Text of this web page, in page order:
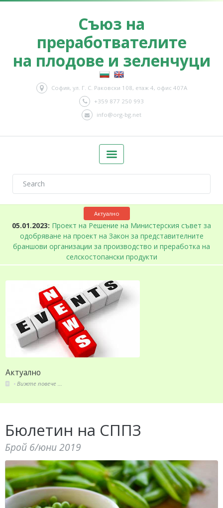
Съюз на
преработвателите
на плодове и зеленчуци
София, ул. Г. С. Раковски 108, етаж 4, офис 407А
+359 877 250 993
info@org-bg.net
Актуално
05.01.2023: Проект на Решение на Министерския съвет за
одобряване на проект на Закон за представителните
браншови организации за производство и преработка на
селскостопански продукти
Актуално
Вижте повече ...
Бюлетин на СППЗ
Брой 6/юни 2019